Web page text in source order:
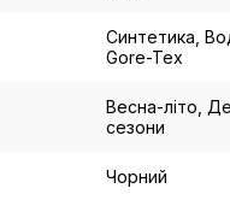
Синтетика,
Gore-Tex
Весна-літо,
сезони
Чорний